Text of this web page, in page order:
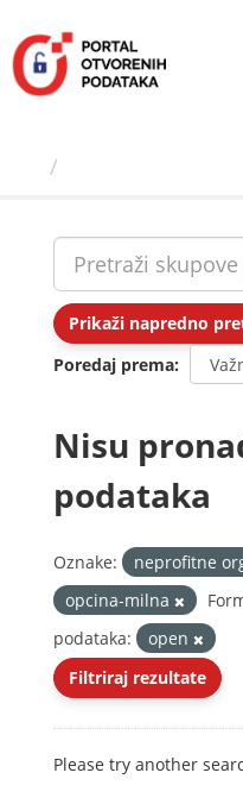
sadržaj
Prikaži napredno
Poredaj prema
Nisu
podataka
Oznake: neprofitne
opcina-milna
podataka:
open
Filtriraj rezultate
Please try another